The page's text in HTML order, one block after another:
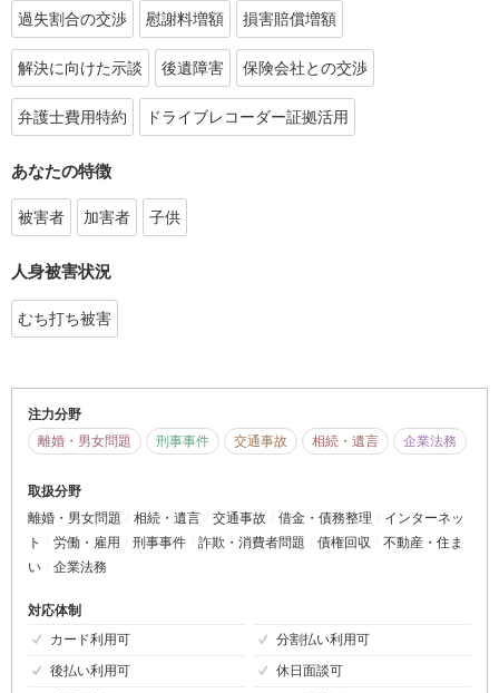
過失割合の交渉 慰謝料増額 損害賠償増額
解決に向けた示談 後遺障害 保険会社との交渉
弁護士費用特約 ドライブレコーダー証拠活用
あなたの特徴
被害者 加害者 子供
人身被害状況
むち打ち被害
注力分野
離婚・男女問題
刑事事件 交通事故 相続・遺言 企業法務
取扱分野
離婚・男女問題
相続・遺言 交通事故 借金・債務整理
インターネッ
ト
労働・雇用 刑事事件 詐欺・消費者問題 債権回収
不動産・住ま
い
企業法務
対応体制
カード利用可
分割払い利用可
後払い利用可
休日面談可